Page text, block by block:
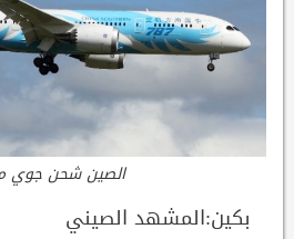
الصين شحن جوي
بكين:المشهد الصيني